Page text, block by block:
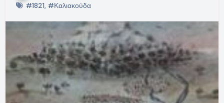
#1821, #Καλιακούδα